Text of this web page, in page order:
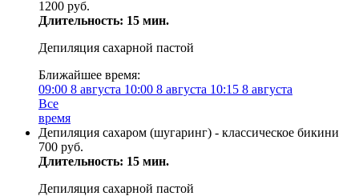
1200 руб.
Длительность: 15 мин.
Депиляция сахарной пастой
Ближайшее время:
09:00 8 августа 10:00 8 августа 10:15 8 августа
Все
время
Депиляция сахаром (шугаринг) - классическое бикини
700 руб.
Длительность: 15 мин.
Депиляция сахарной пастой